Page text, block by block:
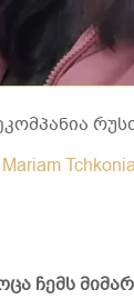
Mariam Tchkonia
ჩემს